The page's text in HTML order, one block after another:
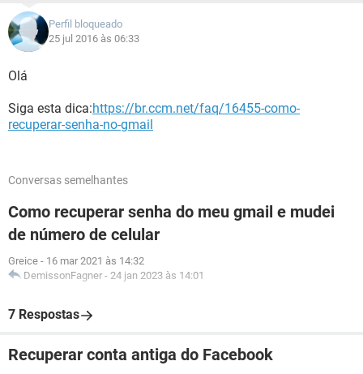
Perfil bloqueado
25 jul 2016 às 06:33
Olá
Siga esta dica:https://br.ccm.net/faq/16455-como-
recuperar-senha-no-gmail
Conversas semelhantes
Como recuperar senha do meu gmail e mudei
de número de celular
Greice - 16 mar 2021 às 14:32
DemissonFagner - 24 jan 2023 às 14:01
7 Respostas
Recuperar conta antiga do Facebook